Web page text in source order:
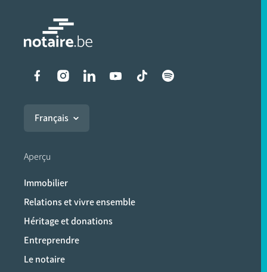
Liens vers les réseaux
Français
Aperçu
Immobilier
Relations et vivre ensemble
Héritage et donations
Entreprendre
Le notaire